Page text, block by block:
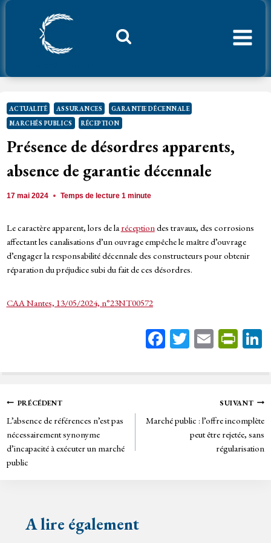
Aller
ACTUALITÉ ASSURANCES
GARANTIE DÉCENNALE
MARCHÉS PUBLICS
RÉCEPTION
Présence de désordres apparents,
absence de garantie décennale
17 mai 2024 Temps de lecture1 minute
Le caractère apparent, lors de laréceptiondes travaux, des corrosions
affectant les canalisations d’un ouvrage empêche le maître d’ouvrage
d’engager la responsabilité décennale des constructeurs pour obtenir
réparation du préjudice subi du fait de ces désordres.
CAA Nantes, 13/05/2024, n°23NT00572
Fa
bo
T
tt
E
ail
Pr
tF
rie
n
dl
y
Navigation
de
l’article
PRÉCÉDENT
L’absence de références n’est pas
nécessairement synonyme
d’incapacité à exécuter un marché
public
SUIVANT
Marché public : l’offre incomplète
peut être rejetée, sans
régularisation
A lire également